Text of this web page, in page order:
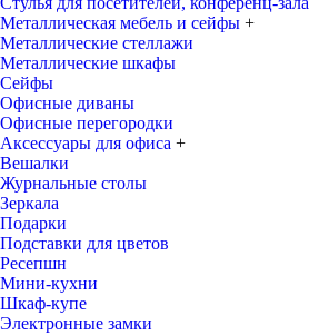
Металлическая мебель и сейфы +
Металлические стеллажи
Металлические шкафы
Сейфы
Офисные диваны
Офисные перегородки
Аксессуары для офиса +
Вешалки
Журнальные столы
Зеркала
Подарки
Подставки для цветов
Ресепшн
Мини-кухни
Шкаф-купе
Электронные замки